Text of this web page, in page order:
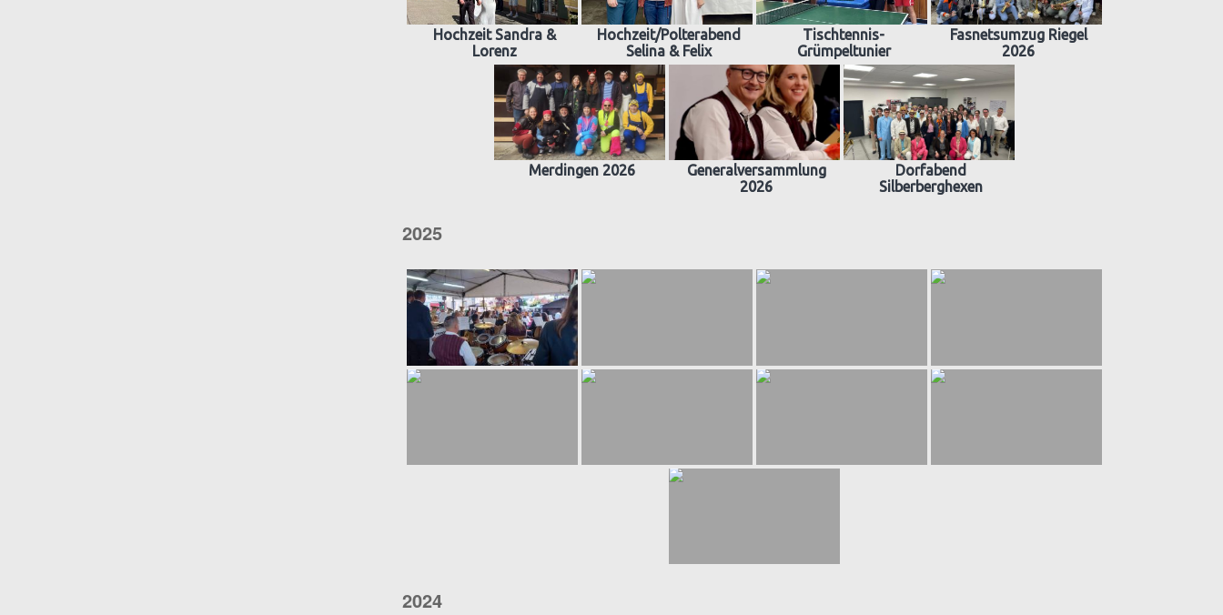
Hochzeit Sandra &
Lorenz
Hochzeit/Polterabend
Selina & Felix
Tischtennis-
Grümpeltunier
Fasnetsumzug Riegel
2026
Merdingen 2026
Generalversammlung
2026
Dorfabend
Silberberghexen
2025
2024